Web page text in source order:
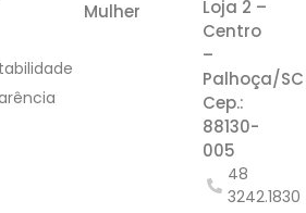
Mulher
Loja 2 –
Centro
–
Palhoça/SC
Cep.:
88130-
005
48
3242.1830